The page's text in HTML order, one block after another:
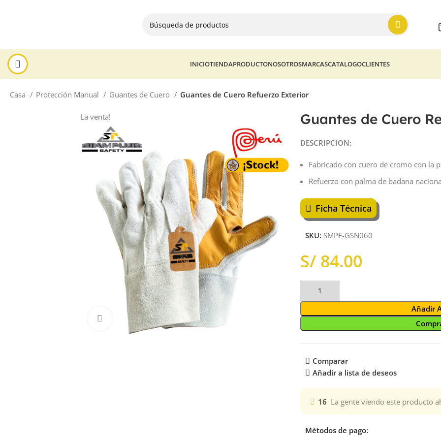
INICIOTIENDAPRODUCTONOSOTROSMARCASCATALOGOCLIENTES
Casa Protección Manual Guantes de Cuero Guantes de Cuero Refuerzo Exterior
La venta!
Haga Click para agrandar
Guantes de Cuero
DESCRIPCION:
Fabricado con cuero de cromo con la
Refuerzo con palma de badana
Ficha Técnica
SKU: SMPF-GSN060
S/
Añadir
Comparar
Añadir a lista de deseos
16 La gente viendo este producto
Métodos de pago: